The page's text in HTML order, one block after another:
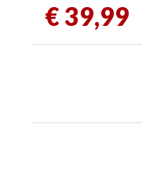
€ 39,99